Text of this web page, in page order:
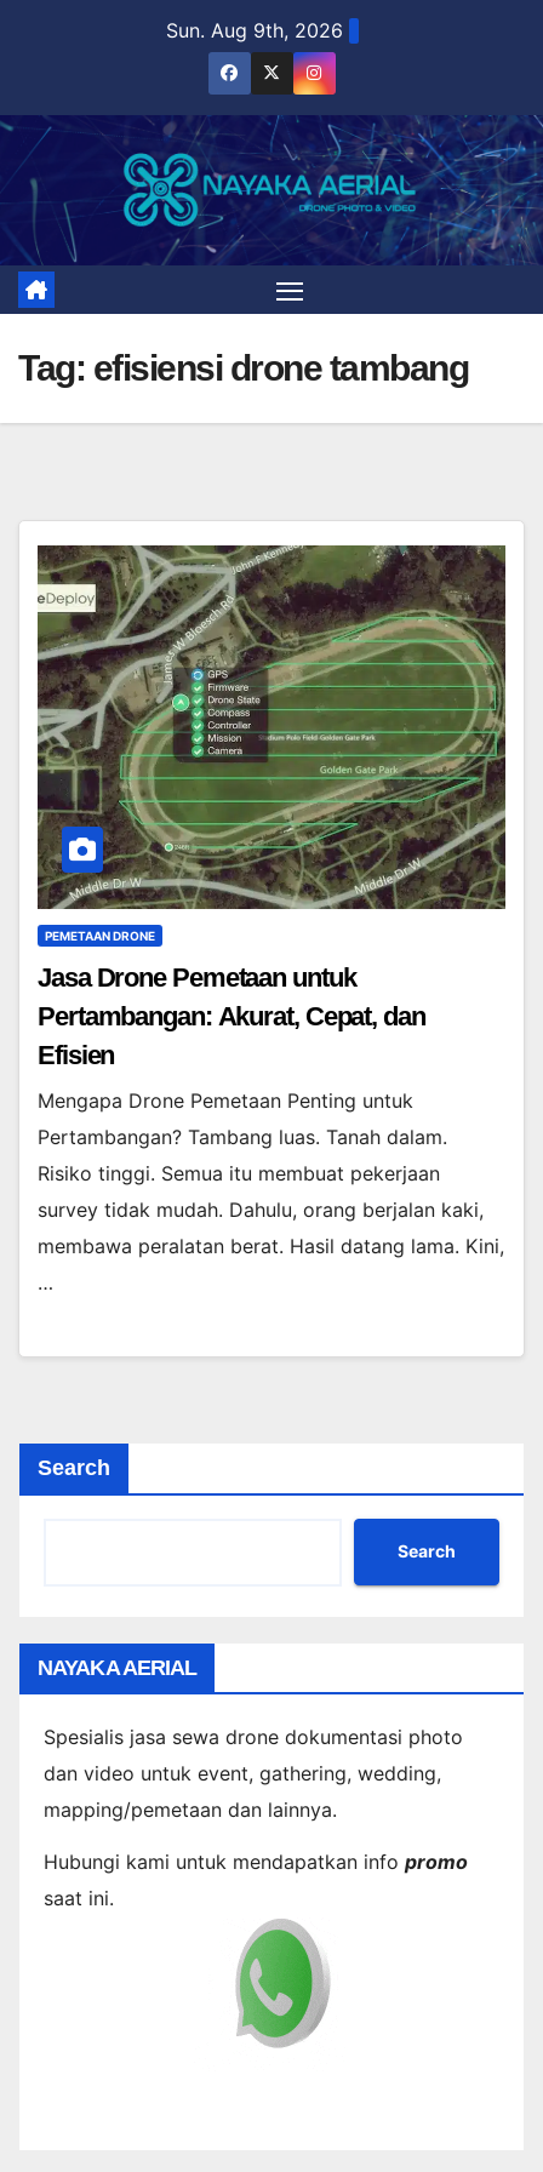
Sun. Aug 9th, 2026
Tag: efisiensi drone tambang
PEMETAAN DRONE
Jasa Drone Pemetaan untuk
Pertambangan: Akurat, Cepat, dan
Efisien
Mengapa Drone Pemetaan Penting untuk
Pertambangan? Tambang luas. Tanah dalam.
Risiko tinggi. Semua itu membuat pekerjaan
survey tidak mudah. Dahulu, orang berjalan kaki,
membawa peralatan berat. Hasil datang lama. Kini,
…
Search
Search
NAYAKA AERIAL
Spesialis jasa sewa drone dokumentasi photo
dan video untuk event, gathering, wedding,
mapping/pemetaan dan lainnya.
Hubungi kami untuk mendapatkan info promo
saat ini.